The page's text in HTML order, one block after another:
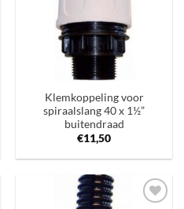
Klemkoppeling voor
spiraalslang 40 x 1½”
buitendraad
€11,50